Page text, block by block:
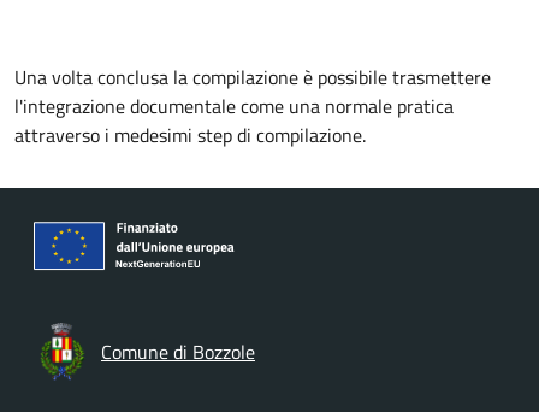
Una volta conclusa la compilazione è possibile trasmettere
l'integrazione documentale come una normale pratica
attraverso i medesimi step di compilazione.
Comune di Bozzole